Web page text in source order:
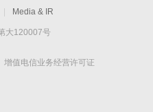
Media & IR
大120007号
增值电信业务经营许可证